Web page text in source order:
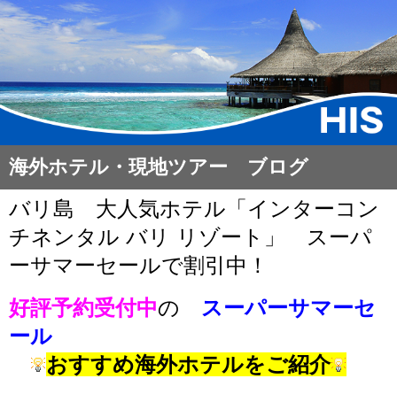
海外ホテル・現地ツアー ブログ
バリ島 大人気ホテル「インターコン
チネンタル バリ リゾート」 スーパ
ーサマーセールで割引中！
好評予約受付中の スーパーサマーセ
ール
おすすめ海外ホテルをご紹介